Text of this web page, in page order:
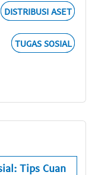
DISTRIBUSI ASET
TUGAS SOSIAL
Tips Cuan